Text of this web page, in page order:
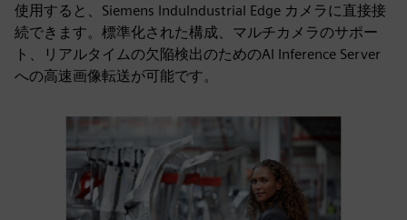
使用すると、Siemens InduIndustrial Edge カメラに直接接
続できます。標準化された構成、マルチカメラのサポー
ト、リアルタイムの欠陥検出のためのAI Inference Server
への高速画像転送が可能です。